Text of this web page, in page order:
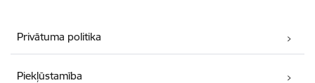
Privātuma politika
Piekļūstamība